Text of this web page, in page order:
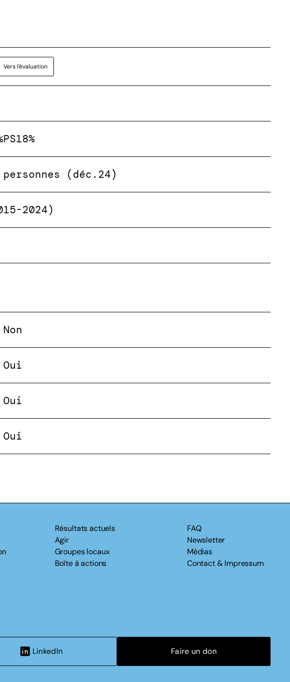
Vers l'évaluation
PS18%
(déc.24)
2024)
Oui
Oui
Oui
Résultats actuels
Agir
Groupes locaux
Boîte à actions
FAQ
Newsletter
Médias
Contact & Impressum
LinkedIn Faire un don